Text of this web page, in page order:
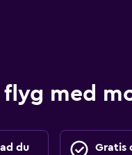
flyg med
du
Gratis